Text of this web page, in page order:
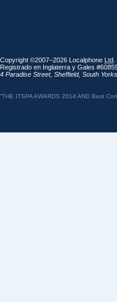
Copyright ©2007–2026 Localphone Ltd
Registrado en Inglaterra y Gales
4 Paradise Street, Sheffield, South
“THE ITSPA AWARDS 2014 AND Best